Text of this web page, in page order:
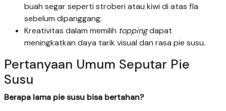
buah segar seperti stroberi atau kiwi di atas fla
sebelum dipanggang.
Kreativitas dalam memilih toppingdapat
meningkatkan daya tarik visual dan rasa pie susu.
Pertanyaan Umum Seputar Pie
Susu
Berapa lama pie susu bisa bertahan?